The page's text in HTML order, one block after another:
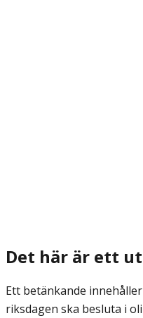
Det här är ett
Ett betänkande
riksdagen ska besluta i